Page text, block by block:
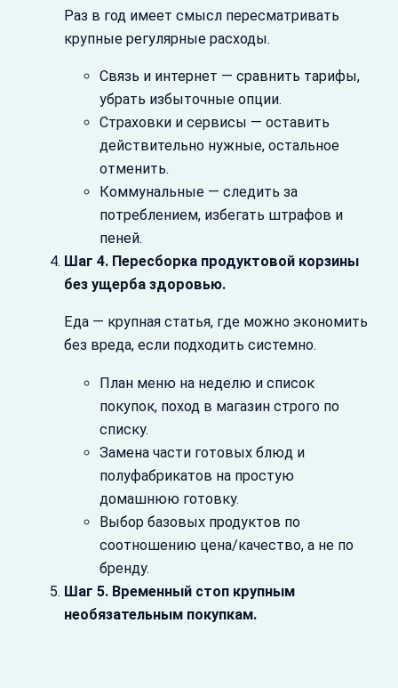
Раз в год имеет смысл пересматривать
крупные регулярные расходы.
Связь и интернет — сравнить тарифы,
убрать избыточные опции.
Страховки и сервисы — оставить
действительно нужные, остальное
отменить.
Коммунальные — следить за
потреблением, избегать штрафов и
пеней.
Шаг 4. Пересборка продуктовой корзины
без ущерба здоровью.
Еда — крупная статья, где можно экономить
без вреда, если подходить системно.
План меню на неделю и список
покупок, поход в магазин строго по
списку.
Замена части готовых блюд и
полуфабрикатов на простую
домашнюю готовку.
Выбор базовых продуктов по
соотношению цена/качество, а не по
бренду.
Шаг 5. Временный стоп крупным
необязательным покупкам.